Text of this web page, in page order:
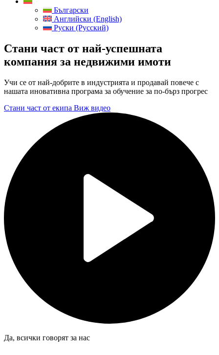
Български
Английски (English)
Руски (Русский)
Стани част от най-успешната
компания за недвижими имоти
Учи се от най-добрите в индустрията и продавай повече с
нашата иновативна програма за обучение за по-бърз прогрес
Стани част от екипа Виж видео
Да, всички говорят за нас